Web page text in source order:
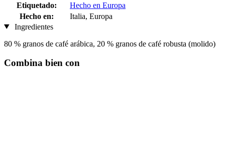
Etiquetado:
Hecho en Europa
Hecho en:
Italia, Europa
Ingredientes
80 % granos de café arábica, 20 % granos de café robusta (molido)
Combina bien con